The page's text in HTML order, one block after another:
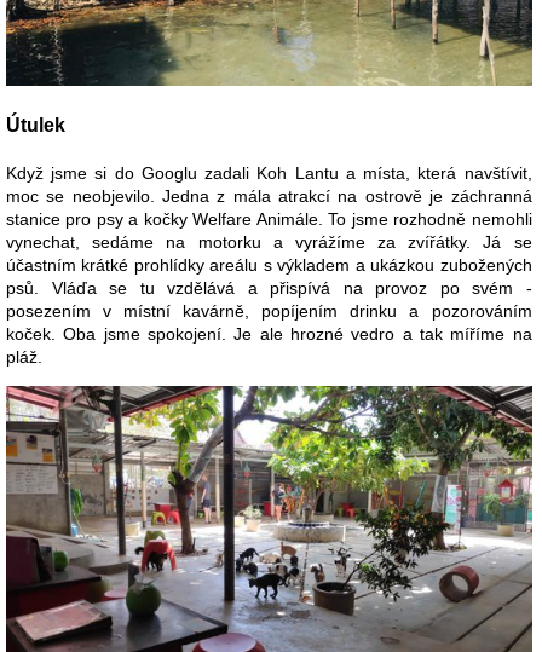
Útulek
Když jsme si do Googlu zadali Koh Lantu a místa, která navštívit,
moc se neobjevilo. Jedna z mála atrakcí na ostrově je záchranná
stanice pro psy a kočky Welfare Animále. To jsme rozhodně nemohli
vynechat, sedáme na motorku a vyrážíme za zvířátky. Já se
účastním krátké prohlídky areálu s výkladem a ukázkou zubožených
psů. Vláďa se tu vzdělává a přispívá na provoz po svém -
posezením v místní kavárně, popíjením drinku a pozorováním
koček. Oba jsme spokojení. Je ale hrozné vedro a tak míříme na
pláž.